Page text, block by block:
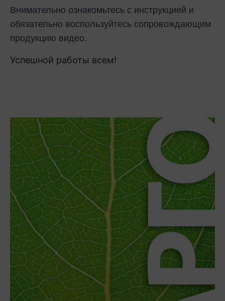
Внимательно ознакомьтесь с инструкцией и
обязательно воспользуйтесь сопровождающим
продукцию видео.
Успешной работы всем!